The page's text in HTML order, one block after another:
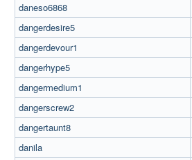
daneso6868
dangerdesire5
dangerdevour1
dangerhype5
dangermedium1
dangerscrew2
dangertaunt8
danila